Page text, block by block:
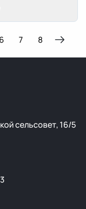
6 7 8
сельсовет, 16/5